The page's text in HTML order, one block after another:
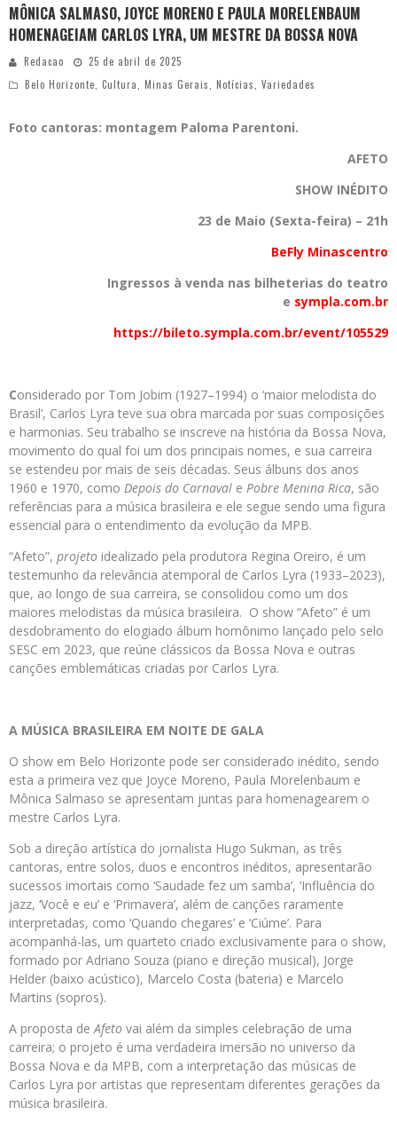
MÔNICA SALMASO, JOYCE MORENO E PAULA MORELENBAUM
HOMENAGEIAM CARLOS LYRA, UM MESTRE DA BOSSA NOVA
Redacao
25 de abril de 2025
Belo Horizonte, Cultura, Minas Gerais, Notícias, Variedades
Foto cantoras: montagem Paloma Parentoni.
AFETO
SHOW INÉDITO
23 de Maio (Sexta-feira) – 21h
BeFly Minascentro
Ingressos à venda nas bilheterias do teatro
e sympla.com.br
https://bileto.sympla.com.br/event/105529
Considerado por Tom Jobim (1927–1994) o ‘maior melodista do
Brasil’, Carlos Lyra teve sua obra marcada por suas composições
e harmonias. Seu trabalho se inscreve na história da Bossa Nova,
movimento do qual foi um dos principais nomes, e sua carreira
se estendeu por mais de seis décadas. Seus álbuns dos anos
1960 e 1970, como Depois do Carnaval e Pobre Menina Rica, são
referências para a música brasileira e ele segue sendo uma figura
essencial para o entendimento da evolução da MPB.
“Afeto”, projeto idealizado pela produtora Regina Oreiro, é um
testemunho da relevância atemporal de Carlos Lyra (1933–2023),
que, ao longo de sua carreira, se consolidou como um dos
maiores melodistas da música brasileira. O show “Afeto” é um
desdobramento do elogiado álbum homônimo lançado pelo selo
SESC em 2023, que reúne clássicos da Bossa Nova e outras
canções emblemáticas criadas por Carlos Lyra.
A MÚSICA BRASILEIRA EM NOITE DE GALA
O show em Belo Horizonte pode ser considerado inédito, sendo
esta a primeira vez que Joyce Moreno, Paula Morelenbaum e
Mônica Salmaso se apresentam juntas para homenagearem o
mestre Carlos Lyra.
Sob a direção artística do jornalista Hugo Sukman, as três
cantoras, entre solos, duos e encontros inéditos, apresentarão
sucessos imortais como ‘Saudade fez um samba’, ‘Influência do
jazz, ‘Você e eu’ e ‘Primavera’, além de canções raramente
interpretadas, como ‘Quando chegares’ e ‘Ciúme’. Para
acompanhá-las, um quarteto criado exclusivamente para o show,
formado por Adriano Souza (piano e direção musical), Jorge
Helder (baixo acústico), Marcelo Costa (bateria) e Marcelo
Martins (sopros).
A proposta deAfeto vai além da simples celebração de uma
carreira; o projeto é uma verdadeira imersão no universo da
Bossa Nova e da MPB, com a interpretação das músicas de
Carlos Lyra por artistas que representam diferentes gerações da
música brasileira.